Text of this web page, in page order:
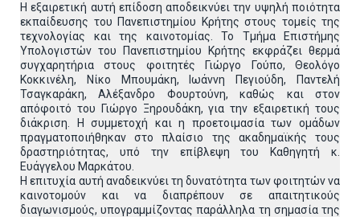
Η εξαιρετική αυτή επίδοση αποδεικνύει την υψηλή ποιότητα
εκπαίδευσης του Πανεπιστημίου Κρήτης στους τομείς της
τεχνολογίας και της καινοτομίας. Το Τμήμα Επιστήμης
Υπολογιστών του Πανεπιστημίου Κρήτης εκφράζει θερμά
συγχαρητήρια στους φοιτητές Γιώργο Γούπο, Θεολόγο
Κοκκινέλη, Νίκο Μπουμάκη, Ιωάννη Πεγιούδη, Παντελή
Τσαγκαράκη, Αλέξανδρο Φουρτούνη, καθώς και στον
απόφοιτό του Γιώργο Ξηρουδάκη, για την εξαιρετική τους
διάκριση. Η συμμετοχή και η προετοιμασία των ομάδων
πραγματοποιήθηκαν στο πλαίσιο της ακαδημαϊκής τους
δραστηριότητας, υπό την επίβλεψη του Καθηγητή κ.
Ευάγγελου Μαρκάτου.
Η επιτυχία αυτή αναδεικνύει τη δυνατότητα των φοιτητών να
καινοτομούν και να διαπρέπουν σε απαιτητικούς
διαγωνισμούς, υπογραμμίζοντας παράλληλα τη σημασία της